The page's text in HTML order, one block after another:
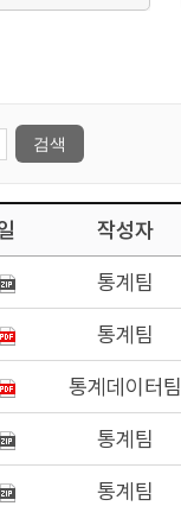
작성자
통계팀
통계팀
통계데이터팀
통계팀
통계팀